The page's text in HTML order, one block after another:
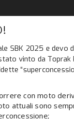
SBK 2025 e devo
vinto da Toprak
con moto
attuali sono